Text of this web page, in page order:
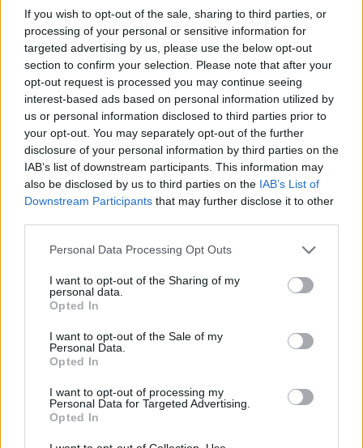
If you wish to opt-out of the sale, sharing to third parties, or
processing of your personal or sensitive information for
targeted advertising by us, please use the below opt-out
section to confirm your selection. Please note that after your
opt-out request is processed you may continue seeing
interest-based ads based on personal information utilized by
us or personal information disclosed to third parties prior to
your opt-out. You may separately opt-out of the further
disclosure of your personal information by third parties on the
IAB’s list of downstream participants. This information may
also be disclosed by us to third parties on the IAB’s List of
Downstream Participants that may further disclose it to other
Please note that this website/app uses one or more Google
not limited to your visit or usage behaviour. You may click to
grant or deny consent to Google and its third-party tags to
use your data for below specified purposes in below Google
consent section.
Personal Data Processing Opt Outs
I want to opt-out of the Sharing of my
personal data.
Opted In
I want to opt-out of the Sale of my
Personal Data.
Opted In
I want to opt-out of processing my
Personal Data for Targeted Advertising.
Opted In
crisi diplomatica, gestendo contatti con
consolati; è corrispondente esteri che
definisce linee editoriali sulla geopolitica. Nato
a Napoli, parla dialetto locale e mantiene
rapporti con ONG partenopee.